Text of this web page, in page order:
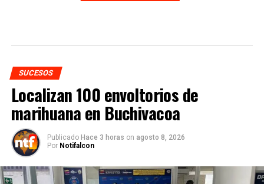
SUCESOS
Localizan 100 envoltorios de
marihuana en Buchivacoa
Publicado Hace 3 horas on agosto 8, 2026
Por Notifalcon